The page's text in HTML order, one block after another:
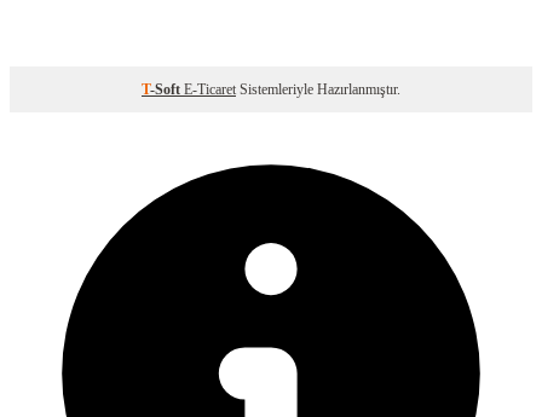
T-Soft E-Ticaret Sistemleriyle Hazırlanmıştır.